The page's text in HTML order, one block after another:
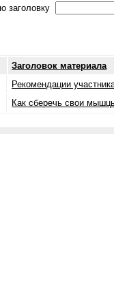
заголовку
Заголовок материала
Рекомендации
Как сберечь свои